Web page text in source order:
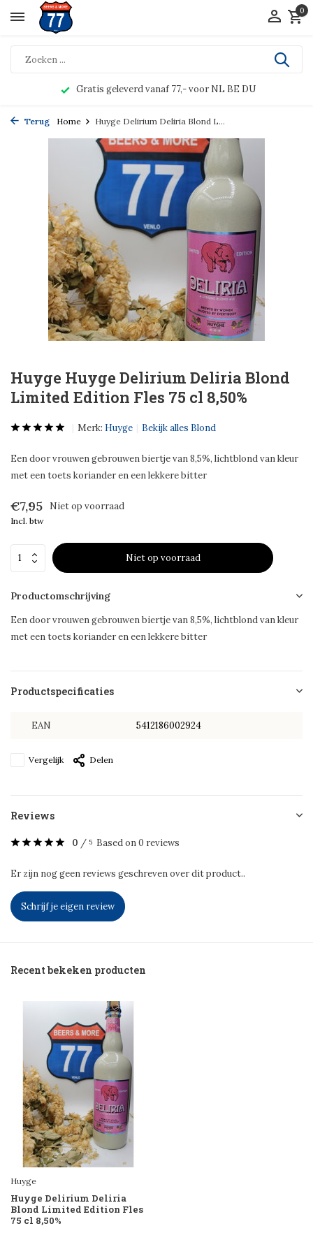
0
Gratis geleverd vanaf 77,- voor NL BE DU
Terug Home Huyge Delirium Deliria Blond L...
Huyge Huyge Delirium Deliria Blond
Limited Edition Fles 75 cl 8,50%
Merk: Huyge Bekijk alles Blond
Een door vrouwen gebrouwen biertje van 8,5%, lichtblond van kleur
met een toets koriander en een lekkere bitter
€7,95 Niet op voorraad
Incl. btw
Niet op voorraad
Productomschrijving
Een door vrouwen gebrouwen biertje van 8,5%, lichtblond van kleur
met een toets koriander en een lekkere bitter
Productspecificaties
EAN 5412186002924
Vergelijk Delen
Reviews
0 / 5 Based on 0 reviews
Er zijn nog geen reviews geschreven over dit product..
Schrijf je eigen review
Recent bekeken producten
Huyge
Huyge Delirium Deliria
Blond Limited Edition Fles
75 cl 8,50%